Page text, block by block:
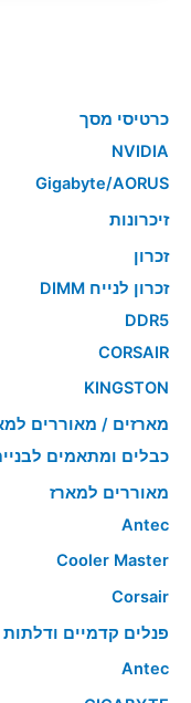
כרטיסי מסך
NVIDIA
Gigabyte/AORUS
זיכרונות
זכרון
זכרון לנייח DIMM
DDR5
CORSAIR
KINGSTON
מארזים / מאוררים
כבלים ומתאמים
מאוררים למארז
Antec
Cooler Master
Corsair
פנלים קדמיים
Antec